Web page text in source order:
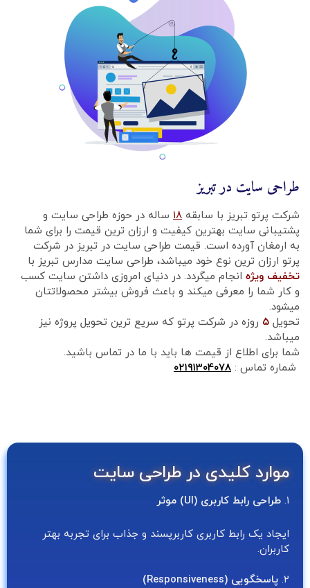
طراحی سایت در تبریز
شرکت پرتو تبریز با سابقه ۱۸ ساله در حوزه طراحی سایت و
پشتیبانی سایت بهترین کیفیت و ارزان ترین قیمت را برای شما
به ارمغان آورده است. قیمت طراحی سایت در تبریز در شرکت
پرتو ارزان ترین نوع خود میباشد، طراحی سایت مدارس تبریز با
تخفیف ویژه انجام میگردد. در دنیای امروزی داشتن سایت کسب
و کار شما را معرفی میکند و باعث فروش بیشتر محصولاتتان
میشود.
تحویل ۵ روزه در شرکت پرتو که سریع ترین تحویل پروژه نیز
میباشد.
شما برای اطلاع از قیمت ها باید با ما در تماس باشید.
شماره تماس : ۰۲۱۹۱۳۰۴۰۷۸
موارد کلیدی در طراحی سایت
۱. طراحی رابط کاربری (UI) موثر
ایجاد یک رابط کاربری کاربرپسند و جذاب برای تجربه بهتر
کاربران.
۲. پاسخگویی (Responsiveness)